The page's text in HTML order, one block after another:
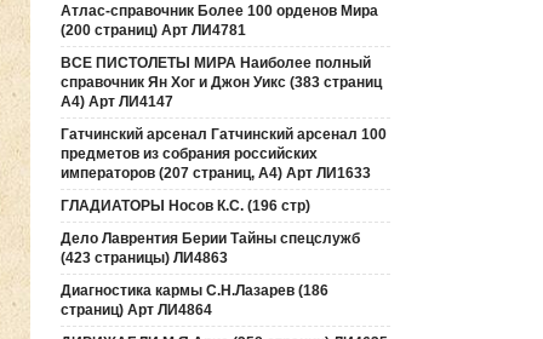
Атлас-справочник Более 100 орденов Мира
(200 страниц) Арт ЛИ4781
ВСЕ ПИСТОЛЕТЫ МИРА Наиболее полный
справочник Ян Хог и Джон Уикс (383 страниц
А4) Арт ЛИ4147
Гатчинский арсенал Гатчинский арсенал 100
предметов из собрания российских
императоров (207 страниц, А4) Арт ЛИ1633
ГЛАДИАТОРЫ Носов К.С. (196 стр)
Дело Лаврентия Берии Тайны спецслужб
(423 страницы) ЛИ4863
Диагностика кармы С.Н.Лазарев (186
страниц) Арт ЛИ4864